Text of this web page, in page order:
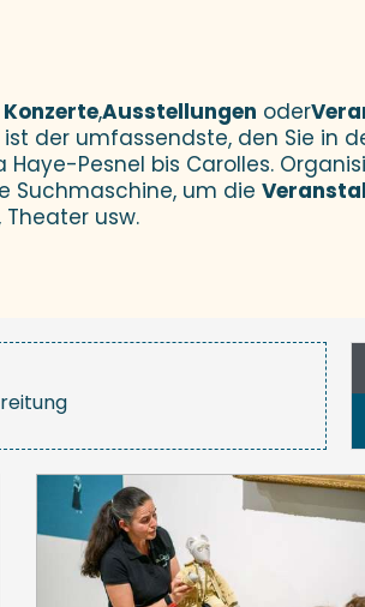
Konzerte,Ausstellungen oder
ist der umfassendste, den Sie in
Pesnel bis Carolles.
Suchmaschine, um die
Theater usw.